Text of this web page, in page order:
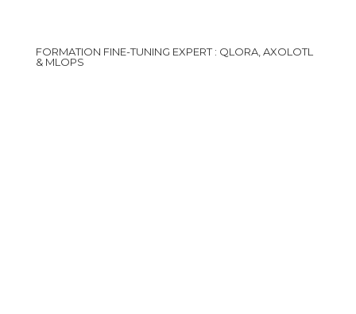
FORMATION FINE-TUNING EXPERT : QLORA, AXOLOTL
& MLOPS